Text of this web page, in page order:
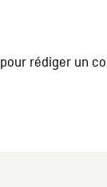
pour rédiger un